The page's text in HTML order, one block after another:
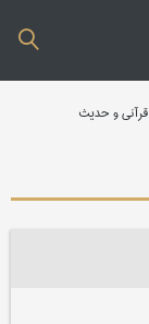
قرآنی و حدیث